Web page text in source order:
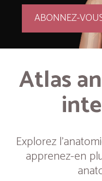
ABONNEZ-
Atlas
Explorez
apprenez-en